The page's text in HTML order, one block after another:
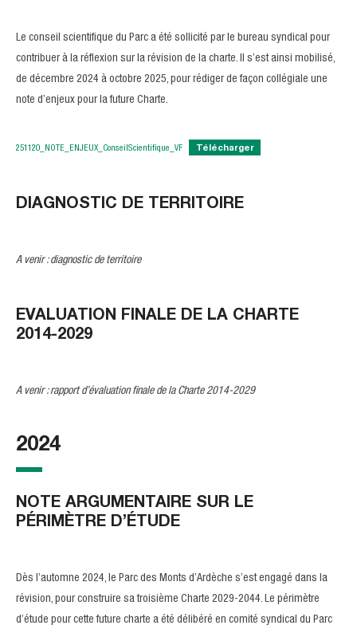
Le conseil scientifique du Parc a été sollicité par le bureau syndical pour
contribuer à la réflexion sur la révision de la charte. Il s’est ainsi mobilisé,
de décembre 2024 à octobre 2025, pour rédiger de façon collégiale une
note d’enjeux pour la future Charte.
251120_NOTE_ENJEUX_ConseilScientifique_VF Télécharger
DIAGNOSTIC DE TERRITOIRE
A venir : diagnostic de territoire
EVALUATION FINALE DE LA CHARTE
2014-2029
A venir : rapport d’évaluation finale de la Charte 2014-2029
2024
NOTE ARGUMENTAIRE SUR LE
PÉRIMÈTRE D’ÉTUDE
Dès l’automne 2024, le Parc des Monts d’Ardèche s’est engagé dans la
révision, pour construire sa troisième Charte 2029-2044. Le périmètre
d’étude pour cette future charte a été délibéré en comité syndical du Parc